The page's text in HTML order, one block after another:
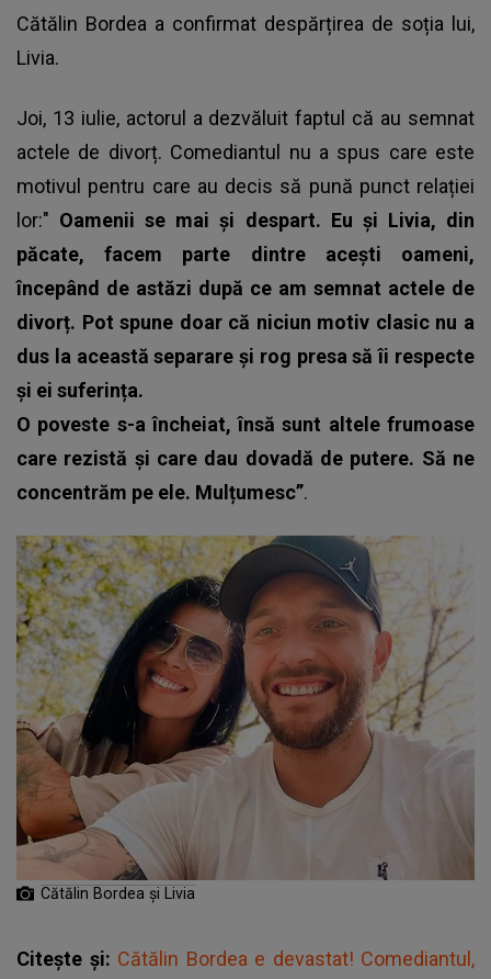
Cătălin Bordea a confirmat despărțirea de soția lui,
Livia.
Joi, 13 iulie, actorul a dezvăluit faptul că au semnat
actele de divorț. Comediantul nu a spus care este
motivul pentru care au decis să pună punct relației
lor:" Oamenii se mai și despart. Eu și Livia, din
păcate, facem parte dintre acești oameni,
începând de astăzi după ce am semnat actele de
divorț. Pot spune doar că niciun motiv clasic nu a
dus la această separare și rog presa să îi respecte
și ei suferința.
O poveste s-a încheiat, însă sunt altele frumoase
care rezistă și care dau dovadă de putere. Să ne
concentrăm pe ele. Mulțumesc”.
Cătălin Bordea și Livia
Citește și: Cătălin Bordea e devastat! Comediantul,